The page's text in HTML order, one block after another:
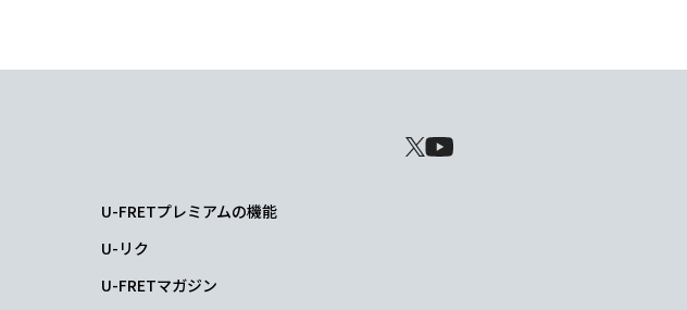
U-FRETプレミアムの機能
U-リク
U-FRETマガジン